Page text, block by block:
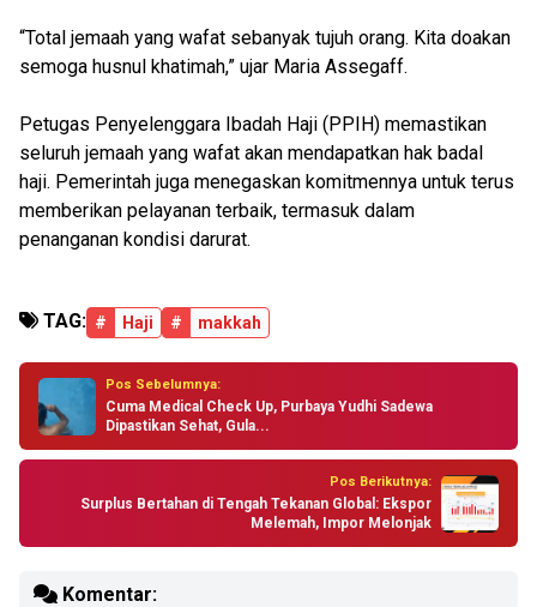
“Total jemaah yang wafat sebanyak tujuh orang. Kita doakan
semoga husnul khatimah,” ujar Maria Assegaff.
Petugas Penyelenggara Ibadah Haji (PPIH) memastikan
seluruh jemaah yang wafat akan mendapatkan hak badal
haji. Pemerintah juga menegaskan komitmennya untuk terus
memberikan pelayanan terbaik, termasuk dalam
penanganan kondisi darurat.
TAG: # Haji # makkah
Pos Sebelumnya:
Cuma Medical Check Up, Purbaya Yudhi Sadewa
Dipastikan Sehat, Gula...
Pos Berikutnya:
Surplus Bertahan di Tengah Tekanan Global: Ekspor
Melemah, Impor Melonjak
Komentar: